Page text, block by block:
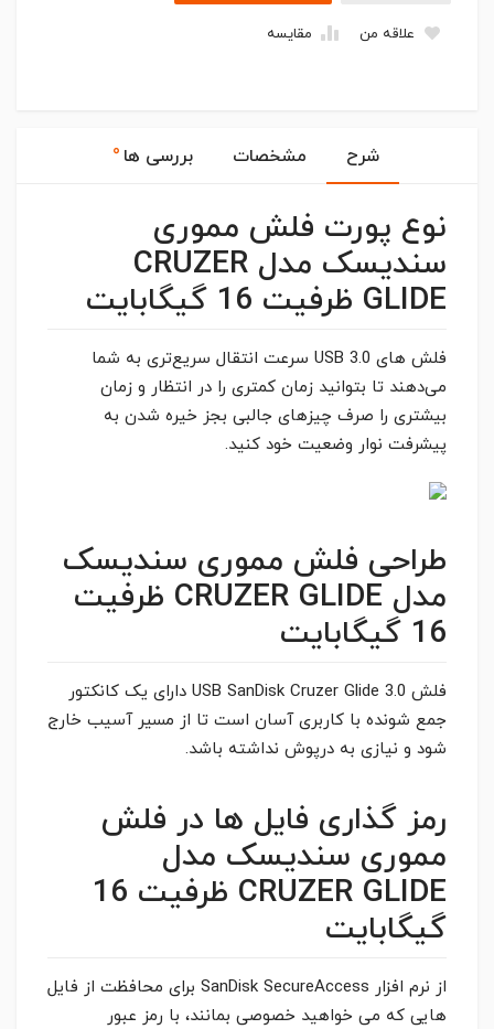
علاقه من مقایسه
شرح مشخصات بررسی ها ۰
نوع پورت فلش مموری
سندیسک مدل CRUZER
GLIDE ظرفیت 16 گیگابایت
فلش های USB 3.0 سرعت انتقال سریع‌تری به شما
می‌دهند تا بتوانید زمان کمتری را در انتظار و زمان
بیشتری را صرف چیزهای جالبی بجز خیره شدن به
پیشرفت نوار وضعیت خود کنید.
طراحی فلش مموری سندیسک
مدل CRUZER GLIDE ظرفیت
16 گیگابایت
فلش USB SanDisk Cruzer Glide 3.0 دارای یک کانکتور
جمع شونده با کاربری آسان است تا از مسیر آسیب خارج
شود و نیازی به درپوش نداشته باشد.
رمز گذاری فایل ها در فلش
مموری سندیسک مدل
CRUZER GLIDE ظرفیت 16
گیگابایت
از نرم افزار SanDisk SecureAccess برای محافظت از فایل
هایی که می خواهید خصوصی بمانند، با رمز عبور